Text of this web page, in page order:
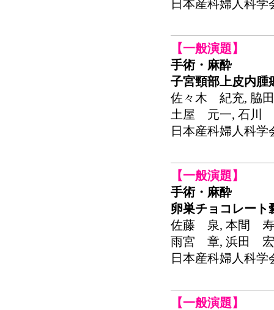
日本産科婦人科学
【一般演題】
手術・麻酔
子宮頸部上皮内腫
佐々木 紀充, 脇
土屋 元一, 石川
日本産科婦人科学
【一般演題】
手術・麻酔
卵巣チョコレート
佐藤 泉, 本間
雨宮 章, 浜田 宏
日本産科婦人科学
【一般演題】